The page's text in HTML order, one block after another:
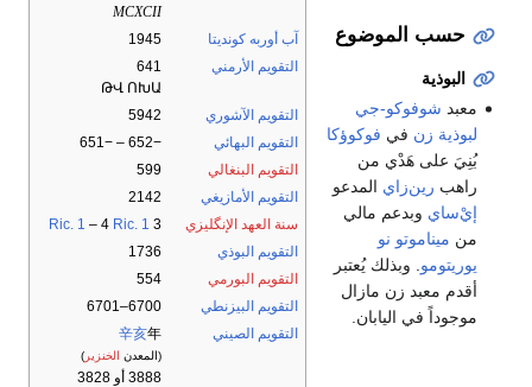
MCXCII
آب أوربه كونديتا
1945
التقويم الأرمني
641
ԹՎ ՈԽԱ
التقويم الآشوري
5942
التقويم البهائي
−652 – −651
التقويم البنغالي
599
التقويم الأمازيغي
2142
سنة العهد الإنگليزي
3
Ric. 1 – 4 Ric. 1
التقويم البوذي
1736
التقويم البورمي
554
التقويم البيزنطي
6700–6701
التقويم الصيني
辛亥年
(المعدن الخنزير )
3888 أو 3828
حسب الموضوع
البوذية
معبد شوفوكو-جي
لبوذية زن في فوكوؤكا
بُنِيَ على هَدْي من
راهب رين‌زاي المدعو
إيْ‌ساي وبدعم مالي
من ميناموتو نو
يوريتومو . وبذلك يُعتبر
أقدم معبد زن مازال
موجوداً في اليابان.